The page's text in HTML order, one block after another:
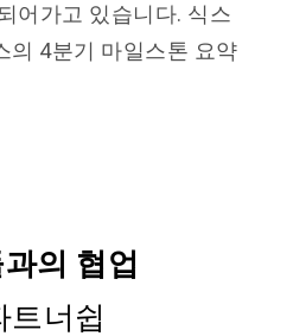
어가고 있습니다. 식스
의 4분기 마일스톤 요약
의 협업
트너쉽